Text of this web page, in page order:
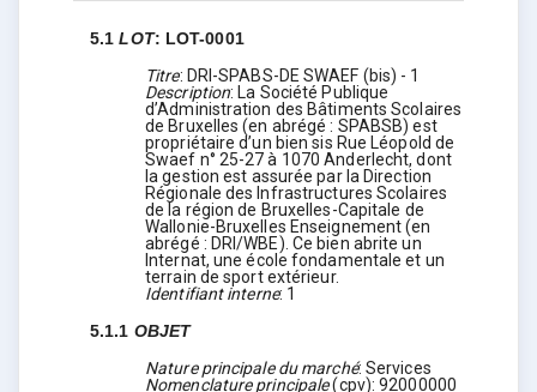
5.1LOT: LOT-0001
Titre: DRI-SPABS-DE SWAEF (bis) - 1
Description: La Société Publique
d’Administration des Bâtiments Scolaires
de Bruxelles (en abrégé : SPABSB) est
propriétaire d’un bien sis Rue Léopold de
Swaef n° 25-27 à 1070 Anderlecht, dont
la gestion est assurée par la Direction
Régionale des Infrastructures Scolaires
de la région de Bruxelles-Capitale de
Wallonie-Bruxelles Enseignement (en
abrégé : DRI/WBE). Ce bien abrite un
Internat, une école fondamentale et un
terrain de sport extérieur.
Identifiant interne: 1
5.1.1 OBJET
Nature principale du marché: Services
Nomenclature principale(cpv):92000000